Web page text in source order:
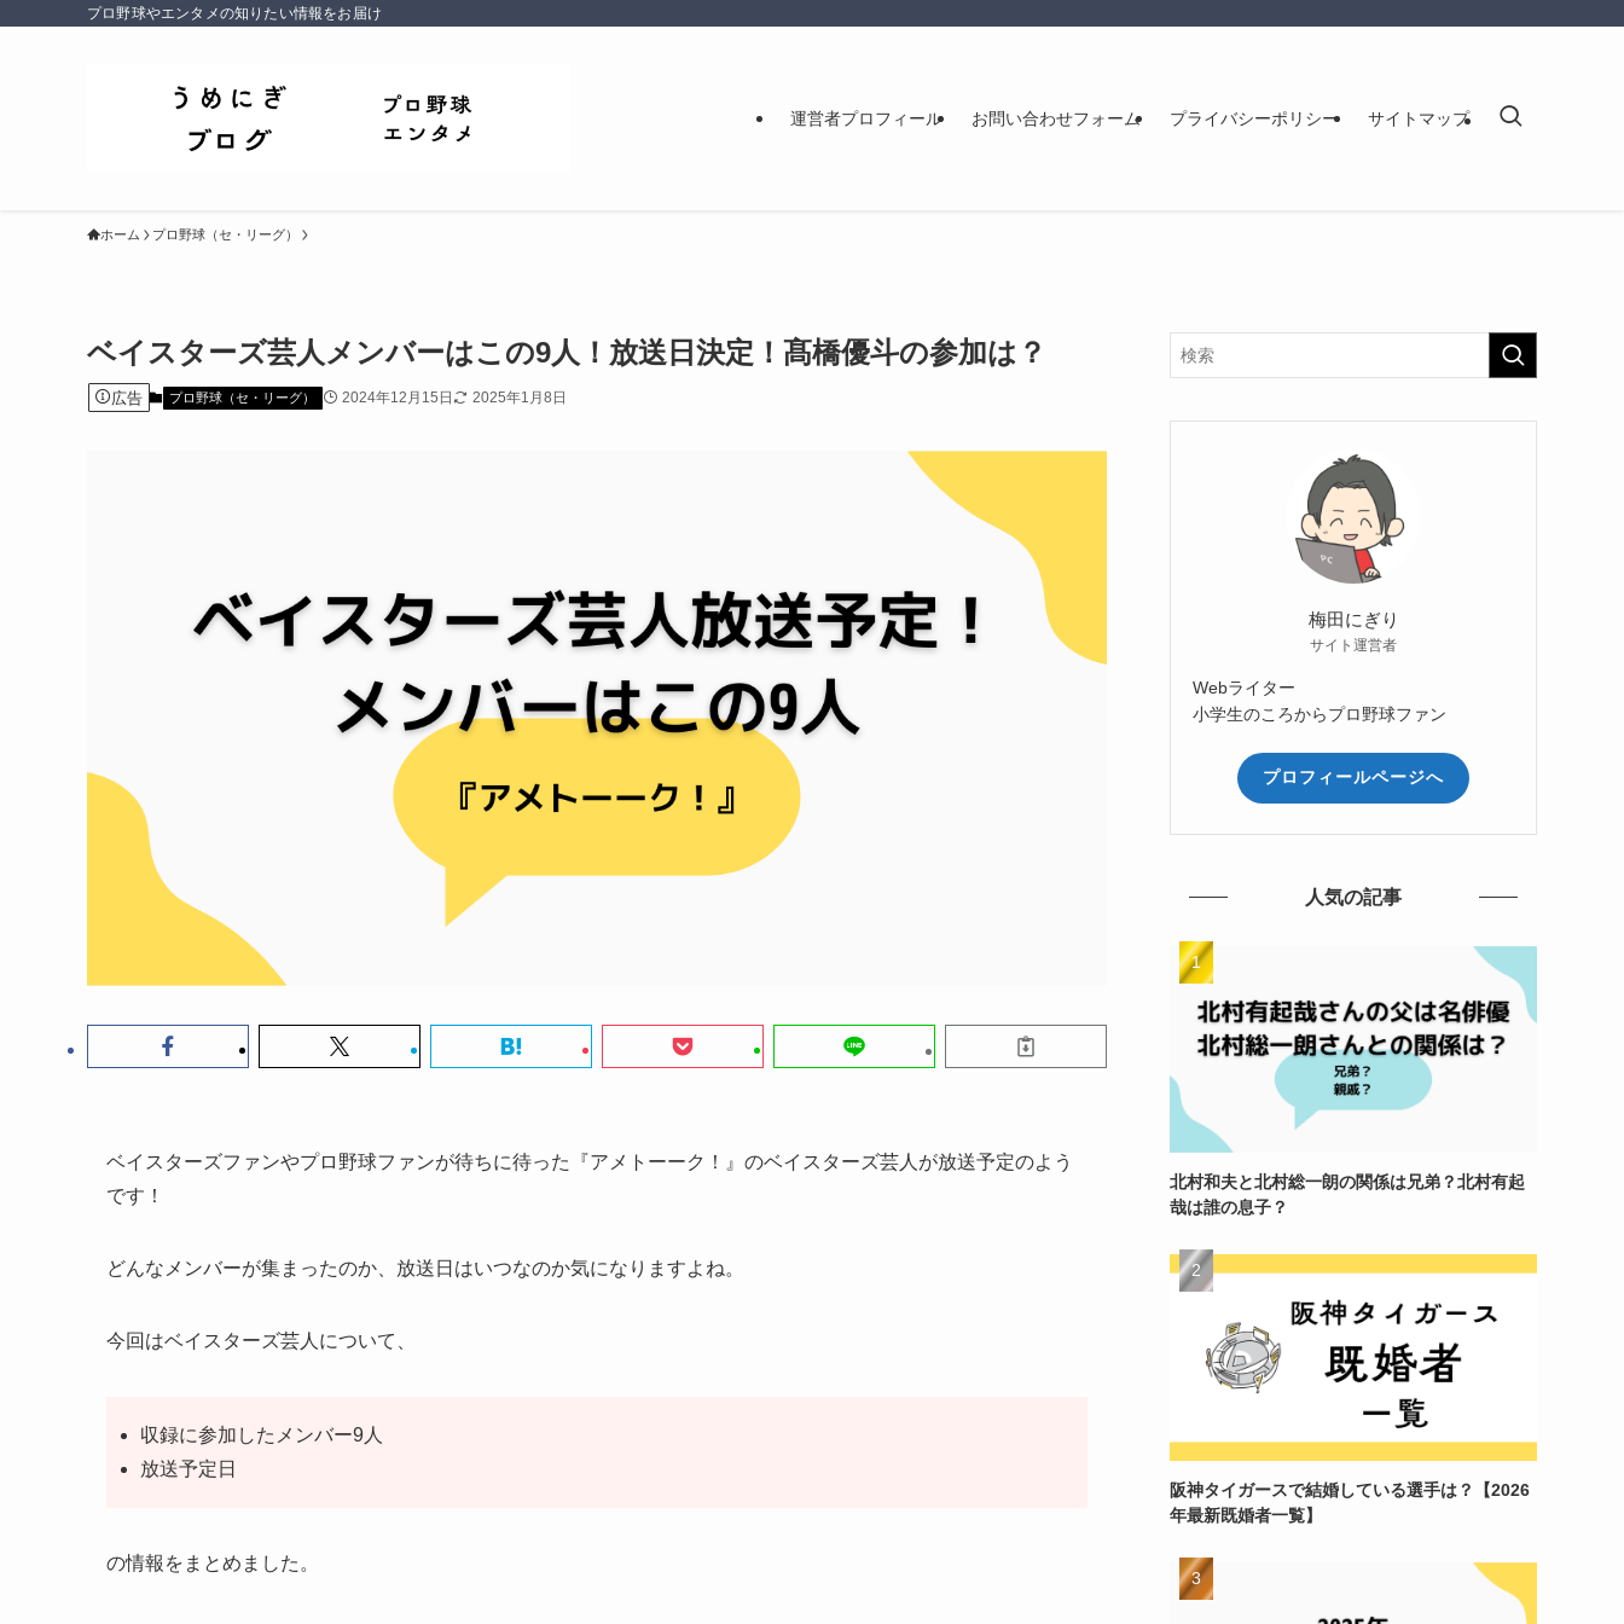
プロ野球やエンタメの知りたい情報をお届け
運営者プロフィール お問い合わせフォーム プライバシーポリシー サイトマップ
ホーム プロ野球（セ・リーグ）
ベイスターズ芸人メンバーはこの9人！放送日決定！髙橋優斗の参加は？
広告 プロ野球（セ・リーグ） 2024年12月15日 2025年1月8日
ベイスターズファンやプロ野球ファンが待ちに待った『アメトーーク！』のベイスターズ芸人が放送予定のよう
です！
どんなメンバーが集まったのか、放送日はいつなのか気になりますよね。
今回はベイスターズ芸人について、
収録に参加したメンバー9人
放送予定日
の情報をまとめました。
梅田にぎり
サイト運営者
Webライター
小学生のころからプロ野球ファン
プロフィールページへ
人気の記事
北村和夫と北村総一朗の関係は兄弟？北村有起
哉は誰の息子？
阪神タイガースで結婚している選手は？【2026
年最新既婚者一覧】